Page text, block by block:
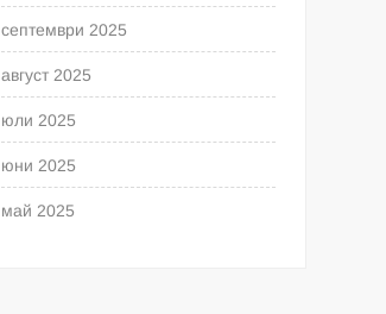
септември 2025
август 2025
юли 2025
юни 2025
май 2025